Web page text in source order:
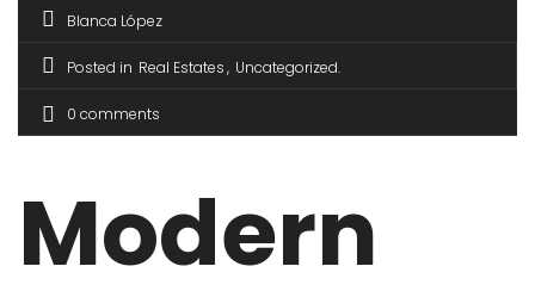
Blanca López
Posted in Real Estates Uncategorized
0 comments
Modern